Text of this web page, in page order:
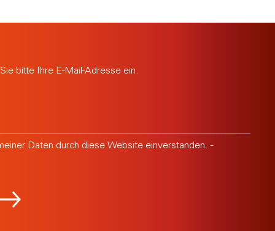
bitte Ihre E-Mail-Adresse ein.
Daten durch diese Website einverstanden. -